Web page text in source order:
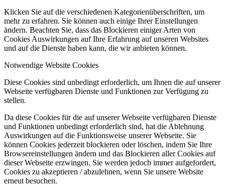
Klicken Sie auf die verschiedenen Kategorienüberschriften, um
mehr zu erfahren. Sie können auch einige Ihrer Einstellungen
ändern. Beachten Sie, dass das Blockieren einiger Arten von
Cookies Auswirkungen auf Ihre Erfahrung auf unseren Websites
und auf die Dienste haben kann, die wir anbieten können.
Notwendige Website Cookies
Diese Cookies sind unbedingt erforderlich, um Ihnen die auf unserer
Webseite verfügbaren Dienste und Funktionen zur Verfügung zu
stellen.
Da diese Cookies für die auf unserer Webseite verfügbaren Dienste
und Funktionen unbedingt erforderlich sind, hat die Ablehnung
Auswirkungen auf die Funktionsweise unserer Webseite. Sie
können Cookies jederzeit blockieren oder löschen, indem Sie Ihre
Browsereinstellungen ändern und das Blockieren aller Cookies auf
dieser Webseite erzwingen. Sie werden jedoch immer aufgefordert,
Cookies zu akzeptieren / abzulehnen, wenn Sie unsere Website
erneut besuchen.